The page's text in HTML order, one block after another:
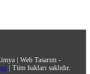
| Web Tasarım -
| Tüm hakları saklıdır.